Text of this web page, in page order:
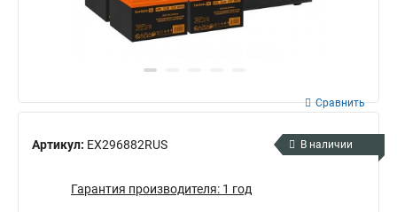
Артикул: EX296882RUS
Сравнить
В наличии
Гарантия производителя: 1 год